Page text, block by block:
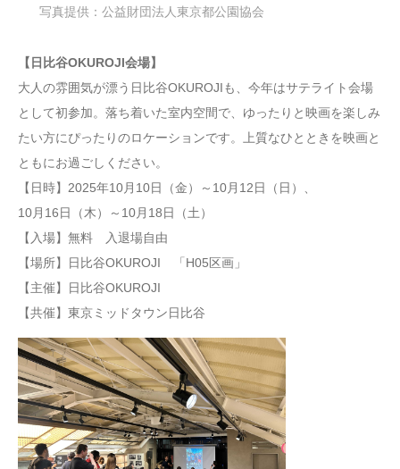
写真提供：公益財団法人東京都公園協会
【日比谷OKUROJI会場】
大人の雰囲気が漂う日比谷OKUROJIも、今年はサテライト会場
として初参加。落ち着いた室内空間で、ゆったりと映画を楽しみ
たい方にぴったりのロケーションです。上質なひとときを映画と
ともにお過ごしください。
【日時】2025年10月10日（金）～10月12日（日）、
10月16日（木）～10月18日（土）
【入場】無料 入退場自由
【場所】日比谷OKUROJI 「H05区画」
【主催】日比谷OKUROJI
【共催】東京ミッドタウン日比谷